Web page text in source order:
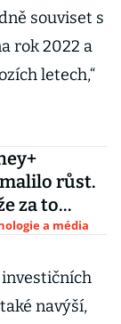
souviset s
rok 2022 a
letech,“
růst.
za to
a média
navýší,